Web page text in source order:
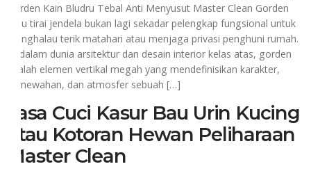
Gorden Kain Bludru Tebal Anti Menyusut Master Clean Gorden
atau tirai jendela bukan lagi sekadar pelengkap fungsional untuk
menghalau terik matahari atau menjaga privasi penghuni rumah.
Di dalam dunia arsitektur dan desain interior kelas atas, gorden
adalah elemen vertikal megah yang mendefinisikan karakter,
kemewahan, dan atmosfer sebuah […]
Jasa Cuci Kasur Bau Urin Kucing
atau Kotoran Hewan Peliharaan
Master Clean